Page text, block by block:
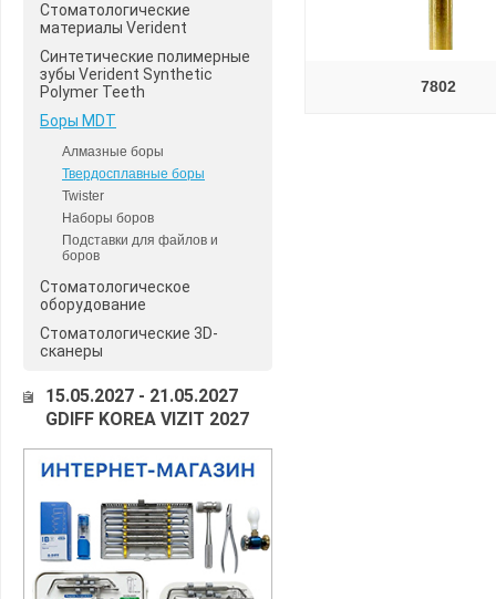
Стоматологические
материалы Verident
Синтетические полимерные
зубы Verident Synthetic
Polymer Teeth
Боры MDT
Алмазные боры
Твердосплавные боры
Twister
Наборы боров
Подставки для файлов и
боров
Стоматологическое
оборудование
Стоматологические 3D-
сканеры
15.05.2027 - 21.05.2027
GDIFF KOREA VIZIT 2027
7802